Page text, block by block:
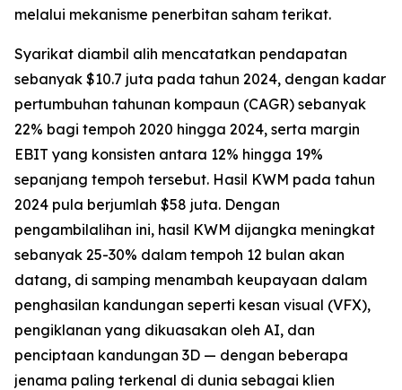
melalui mekanisme penerbitan saham terikat.
Syarikat diambil alih mencatatkan pendapatan
sebanyak $10.7 juta pada tahun 2024, dengan kadar
pertumbuhan tahunan kompaun (CAGR) sebanyak
22% bagi tempoh 2020 hingga 2024, serta margin
EBIT yang konsisten antara 12% hingga 19%
sepanjang tempoh tersebut. Hasil KWM pada tahun
2024 pula berjumlah $58 juta. Dengan
pengambilalihan ini, hasil KWM dijangka meningkat
sebanyak 25-30% dalam tempoh 12 bulan akan
datang, di samping menambah keupayaan dalam
penghasilan kandungan seperti kesan visual (VFX),
pengiklanan yang dikuasakan oleh AI, dan
penciptaan kandungan 3D — dengan beberapa
jenama paling terkenal di dunia sebagai klien